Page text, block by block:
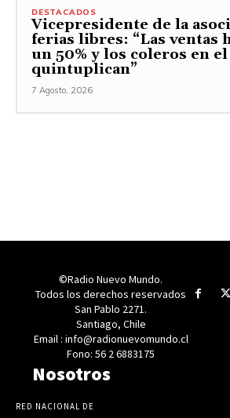
DESTACADOS
Vicepresidente de la
ferias libres: “Las ventas
un 50% y los coleros en
quintuplican”
7 Agosto, 2026
©Radio Nuevo Mundo.
Todos los derechos reservados
San Pablo 2271.
Santiago, Chile
Email : info@radionuevomundo.cl
Fono: 56 2 6883175
Nosotros
RED NACIONAL DE